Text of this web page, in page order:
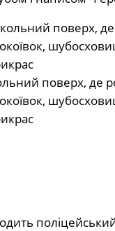
поверх, де